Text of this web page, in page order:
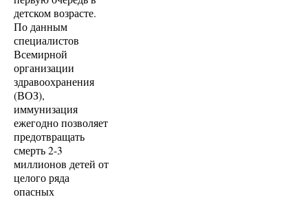
детском возрасте.
По данным
специалистов
Всемирной
организации
здравоохранения
(ВОЗ),
иммунизация
ежегодно позволяет
предотвращать
смерть 2-3
миллионов детей от
целого ряда
опасных